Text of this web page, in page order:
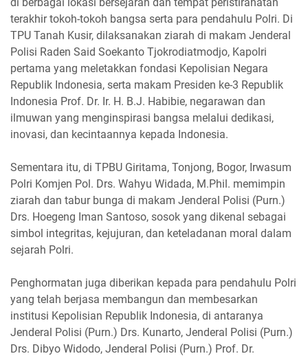
terakhir tokoh-tokoh bangsa serta para pendahulu Polri. Di
TPU Tanah Kusir, dilaksanakan ziarah di makam Jenderal
Polisi Raden Said Soekanto Tjokrodiatmodjo, Kapolri
pertama yang meletakkan fondasi Kepolisian Negara
Republik Indonesia, serta makam Presiden ke-3 Republik
Indonesia Prof. Dr. Ir. H. B.J. Habibie, negarawan dan
ilmuwan yang menginspirasi bangsa melalui dedikasi,
inovasi, dan kecintaannya kepada Indonesia.
Sementara itu, di TPBU Giritama, Tonjong, Bogor, Irwasum
Polri Komjen Pol. Drs. Wahyu Widada, M.Phil. memimpin
ziarah dan tabur bunga di makam Jenderal Polisi (Purn.)
Drs. Hoegeng Iman Santoso, sosok yang dikenal sebagai
simbol integritas, kejujuran, dan keteladanan moral dalam
sejarah Polri.
Penghormatan juga diberikan kepada para pendahulu Polri
yang telah berjasa membangun dan membesarkan
institusi Kepolisian Republik Indonesia, di antaranya
Jenderal Polisi (Purn.) Drs. Kunarto, Jenderal Polisi (Purn.)
Drs. Dibyo Widodo, Jenderal Polisi (Purn.) Prof. Dr.